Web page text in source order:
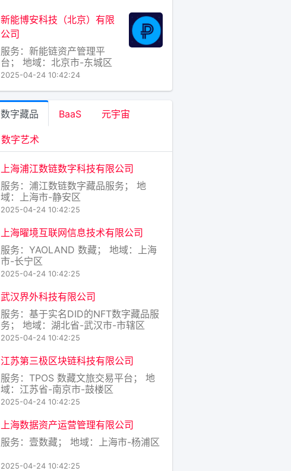
新能博安科技（北京）有限
公司
服务：新能链资产管理平
台； 地域：北京市-东城区
2025-04-24 10:42:24
数字藏品 BaaS 元宇宙
数字艺术
上海浦江数链数字科技有限公司
服务：浦江数链数字藏品服务； 地
域：上海市-静安区
2025-04-24 10:42:25
上海曜境互联网信息技术有限公司
服务：YAOLAND 数藏； 地域：上海
市-长宁区
2025-04-24 10:42:25
武汉界外科技有限公司
服务：基于实名DID的NFT数字藏品服
务； 地域：湖北省-武汉市-市辖区
2025-04-24 10:42:25
江苏第三极区块链科技有限公司
服务：TPOS 数藏文旅交易平台； 地
域：江苏省-南京市-鼓楼区
2025-04-24 10:42:25
上海数据资产运营管理有限公司
服务：壹数藏； 地域：上海市-杨浦区
2025-04-24 10:42:25